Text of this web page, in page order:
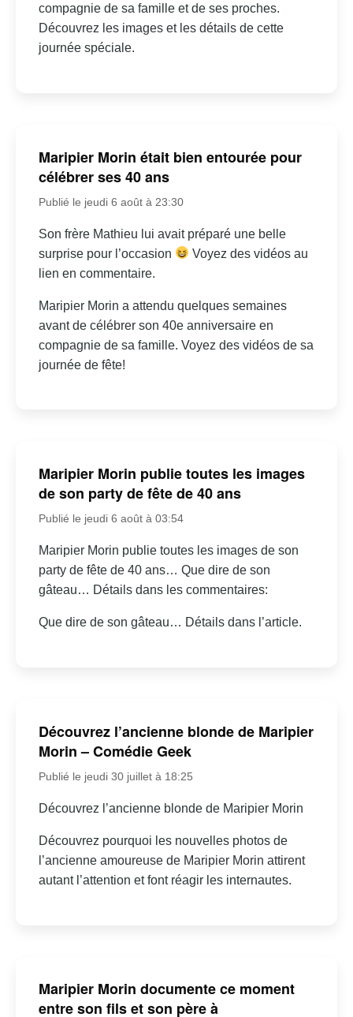
compagnie de sa famille et de ses proches.
Découvrez les images et les détails de cette
journée spéciale.
Maripier Morin était bien entourée pour
célébrer ses 40 ans
Publié le jeudi 6 août à 23:30
Son frère Mathieu lui avait préparé une belle
surprise pour l’occasion
Voyez des vidéos au
lien en commentaire.
Maripier Morin a attendu quelques semaines
avant de célébrer son 40e anniversaire en
compagnie de sa famille. Voyez des vidéos de sa
journée de fête!
Maripier Morin publie toutes les images
de son party de fête de 40 ans
Publié le jeudi 6 août à 03:54
Maripier Morin publie toutes les images de son
party de fête de 40 ans… Que dire de son
gâteau… Détails dans les commentaires:
Que dire de son gâteau… Détails dans l’article.
Découvrez l’ancienne blonde de Maripier
Morin – Comédie Geek
Publié le jeudi 30 juillet à 18:25
Découvrez l’ancienne blonde de Maripier Morin
Découvrez pourquoi les nouvelles photos de
l’ancienne amoureuse de Maripier Morin attirent
autant l’attention et font réagir les internautes.
Maripier Morin documente ce moment
entre son fils et son père à